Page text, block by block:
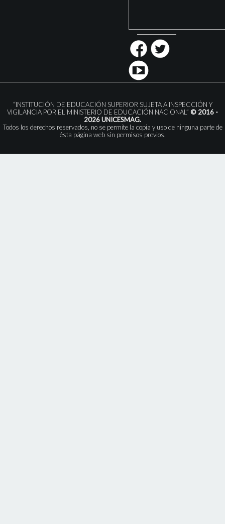
“INSTITUCIÓN DE EDUCACIÓN SUPERIOR SUJETA A INSPECCIÓN Y
VIGILANCIA POR EL MINISTERIO DE EDUCACIÓN NACIONAL” © 2016 -
2026 UNICESMAG.
Todos los derechos reservados, no se permite la copia y uso de ninguna parte de
ésta página web sin permisos previos.